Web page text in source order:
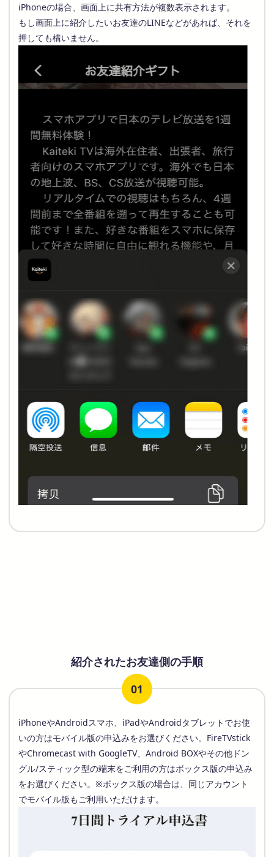
iPhoneの場合、画面上に共有方法が複数表示されます。
もし画面上に紹介したいお友達のLINEなどがあれば、それを
押しても構いません。
紹介されたお友達側の手順
01
iPhoneやAndroidスマホ、iPadやAndroidタブレットでお使
いの方はモバイル版の申込みをお選びください。FireTVstick
やChromecast with GoogleTV、Android BOXやその他ドン
グル/スティック型の端末をご利用の方はボックス版の申込み
をお選びください。※ボックス版の場合は、同じアカウント
でモバイル版もご利用いただけます。